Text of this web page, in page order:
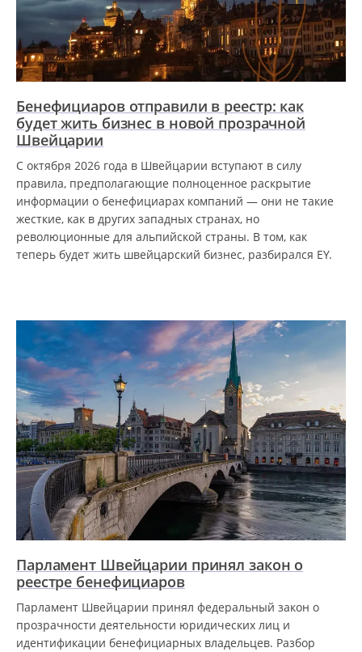
Бенефициаров отправили в реестр: как
будет жить бизнес в новой прозрачной
Швейцарии
С октября 2026 года в Швейцарии вступают в силу
правила, предполагающие полноценное раскрытие
информации о бенефициарах компаний — они не такие
жесткие, как в других западных странах, но
революционные для альпийской страны. В том, как
теперь будет жить швейцарский бизнес, разбирался EY.
Парламент Швейцарии принял закон о
реестре бенефициаров
Парламент Швейцарии принял федеральный закон о
прозрачности деятельности юридических лиц и
идентификации бенефициарных владельцев. Разбор